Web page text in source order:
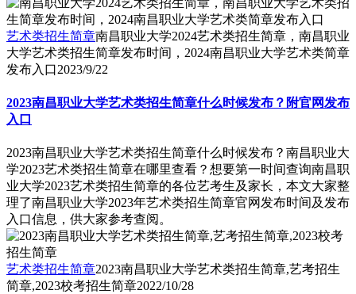
艺术类招生简章南昌职业大学2024艺术类招生简章，南昌职业
大学艺术类招生简章发布时间，2024南昌职业大学艺术类简章
发布入口2023/9/22
2023南昌职业大学艺术类招生简章什么时候发布？附官网发布
入口
2023南昌职业大学艺术类招生简章什么时候发布？南昌职业大
学2023艺术类招生简章在哪里查看？想要第一时间查询南昌职
业大学2023艺术类招生简章的各位艺考生及家长，本文大家整
理了南昌职业大学2023年艺术类招生简章官网发布时间及发布
入口信息，供大家参考查阅。
艺术类招生简章2023南昌职业大学艺术类招生简章,艺考招生
简章,2023校考招生简章2022/10/28